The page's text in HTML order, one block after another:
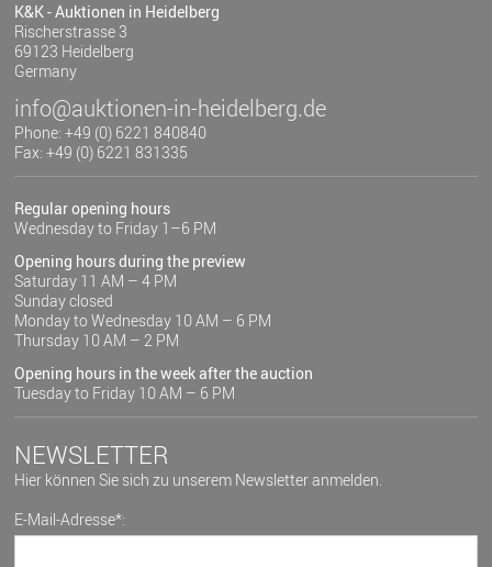
K&K - Auktionen in Heidelberg
Rischerstrasse 3
69123 Heidelberg
Germany
info@auktionen-in-heidelberg.de
Phone: +49 (0) 6221 840840
Fax: +49 (0) 6221 831335
Regular opening hours
Wednesday to Friday 1–6 PM
Opening hours during the preview
Saturday 11 AM – 4 PM
Sunday closed
Monday to Wednesday 10 AM – 6 PM
Thursday 10 AM – 2 PM
Opening hours in the week after the auction
Tuesday to Friday 10 AM – 6 PM
NEWSLETTER
Hier können Sie sich zu unserem Newsletter anmelden.
E-Mail-Adresse*: